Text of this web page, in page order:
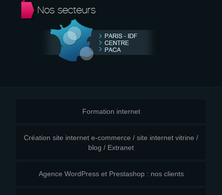
Nos secteurs
Formation internet
Création site internet e-commerce / site internet vitrine /
blog / Extranet
Agence WordPress et Prestashop : nos clients